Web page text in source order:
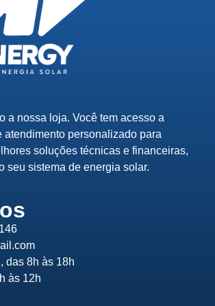
a nossa loja. Você tem acesso a
atendimento personalizado para
soluções técnicas e financeiras,
seu sistema de energia solar.
das 8h às 18h
às 12h